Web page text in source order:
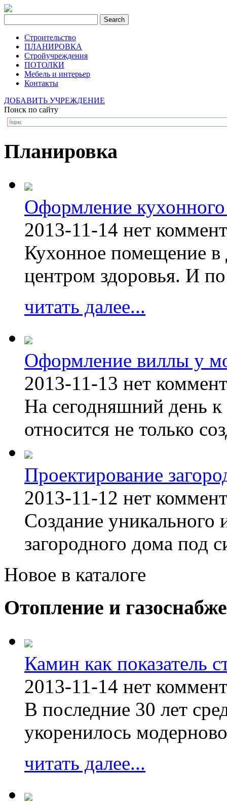
Строительство
ПЛАНИРОВКА
Стройучреждения
ПОТОЛКИ
Мебель и интерьер
Контакты
ДОБАВИТЬ УЧРЕЖДЕНИЕ
Поиск по сайту
Планировка
Оформление
2013-11-14 нет
Кухонное помещение в
центром здоровья. И
читать далее...
Оформление виллы у
2013-11-13 нет
На сегодняшний день к
относится не только
Проектирование
2013-11-12 нет
Создание уникального
загородного дома под
Новое в каталоге
Отопление и
Камин как показатель
2013-11-14 нет
В последние 30 лет
укоренилось
читать далее...